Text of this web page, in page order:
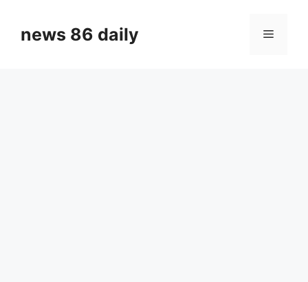
contentnews 86 daily Menu